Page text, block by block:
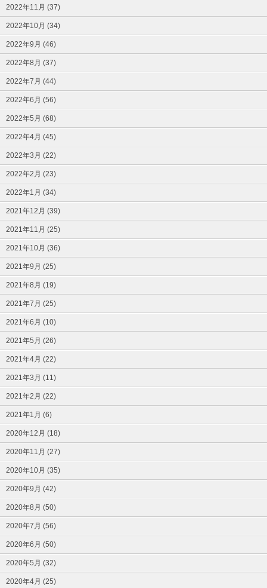
2022年11月 (37)
2022年10月 (34)
2022年9月 (46)
2022年8月 (37)
2022年7月 (44)
2022年6月 (56)
2022年5月 (68)
2022年4月 (45)
2022年3月 (22)
2022年2月 (23)
2022年1月 (34)
2021年12月 (39)
2021年11月 (25)
2021年10月 (36)
2021年9月 (25)
2021年8月 (19)
2021年7月 (25)
2021年6月 (10)
2021年5月 (26)
2021年4月 (22)
2021年3月 (11)
2021年2月 (22)
2021年1月 (6)
2020年12月 (18)
2020年11月 (27)
2020年10月 (35)
2020年9月 (42)
2020年8月 (50)
2020年7月 (56)
2020年6月 (50)
2020年5月 (32)
2020年4月 (25)